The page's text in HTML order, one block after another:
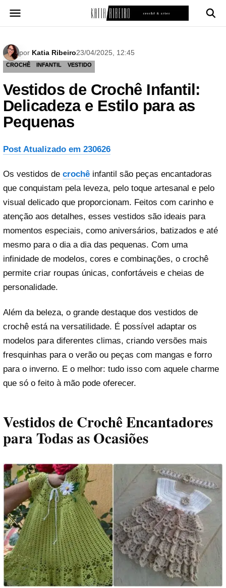
para
por Katia Ribeiro23/04/2025, 12:45
CROCHÊ INFANTIL VESTIDO
Vestidos de Crochê Infantil:
Delicadeza e Estilo para as
Pequenas
Post Atualizado em 230626
Os vestidos de crochê infantil são peças encantadoras
que conquistam pela leveza, pelo toque artesanal e pelo
visual delicado que proporcionam. Feitos com carinho e
atenção aos detalhes, esses vestidos são ideais para
momentos especiais, como aniversários, batizados e até
mesmo para o dia a dia das pequenas. Com uma
infinidade de modelos, cores e combinações, o crochê
permite criar roupas únicas, confortáveis e cheias de
personalidade.
Além da beleza, o grande destaque dos vestidos de
crochê está na versatilidade. É possível adaptar os
modelos para diferentes climas, criando versões mais
fresquinhas para o verão ou peças com mangas e forro
para o inverno. E o melhor: tudo isso com aquele charme
que só o feito à mão pode oferecer.
Vestidos de Crochê Encantadores
para Todas as Ocasiões